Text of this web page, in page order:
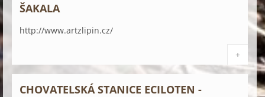
ŠAKALA
http://www.artzlipin.cz/
+
CHOVATELSKÁ STANICE ECILOTEN -